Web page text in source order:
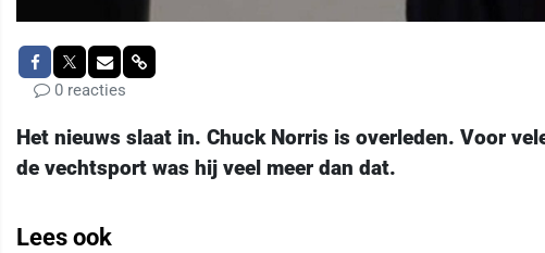
0 reacties
Het nieuws slaat in. Chuck Norris is overleden. Voor
de vechtsport was hij veel meer dan dat.
Lees ook